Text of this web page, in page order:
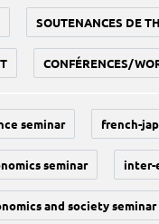
SOUTENANCES DE
CONFÉRENCES/
seminar french-
seminar inter-
and society seminar